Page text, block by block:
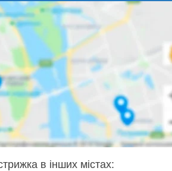
в інших містах: